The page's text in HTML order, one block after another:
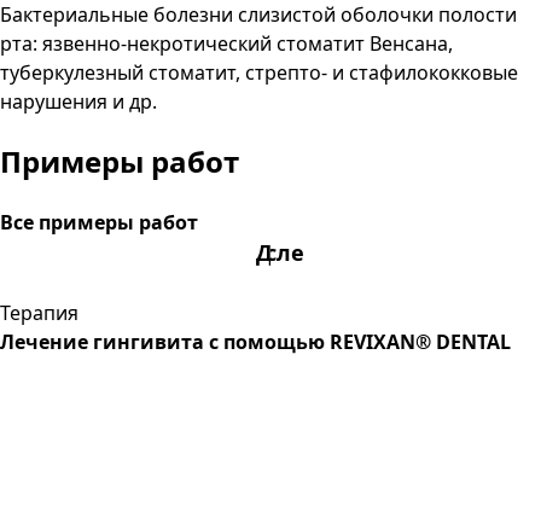
Бактериальные болезни слизистой оболочки полости
рта: язвенно-некротический стоматит Венсана,
туберкулезный стоматит, стрепто- и стафилококковые
нарушения и др.
Примеры работ
Все примеры работ
До
После
Терапия
Лечение гингивита с помощью REVIXAN® DENTAL